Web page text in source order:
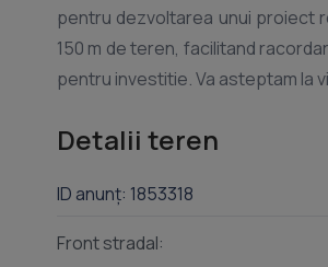
pentru dezvoltarea unui proiect
150 m de teren, facilitand
Detalii teren
ID anunț: 1853318
Front stradal: